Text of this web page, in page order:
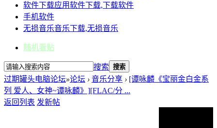
软件下载应用软件下载,下载软件
手机软件
无损音乐音乐下载,无损音乐
随机看贴
搜索 搜索
过期罐头电脑论坛»论坛 › 音乐分享 › [谭咏麟《宝丽金白金系
列 爱人、女神~谭咏麟》][FLAC/分 ...
返回列表 发新帖